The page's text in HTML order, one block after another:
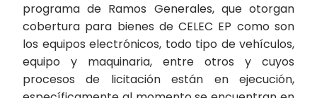
programa de Ramos Generales, que otorgan
cobertura para bienes de CELEC EP como son
los equipos electrónicos, todo tipo de vehículos,
equipo y maquinaria, entre otros y cuyos
procesos de licitación están en ejecución,